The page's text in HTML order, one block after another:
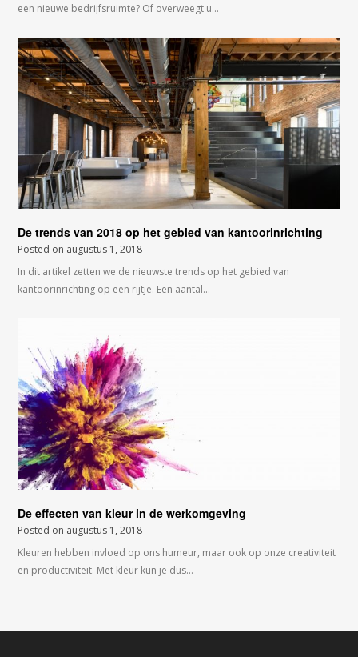
een nieuwe bedrijfsruimte? Of overweegt u…
De trends van 2018 op het gebied van kantoorinrichting
Posted on augustus 1, 2018
In dit artikel zetten we de nieuwste trends op het gebied van
kantoorinrichting op een rijtje. Een aantal…
De effecten van kleur in de werkomgeving
Posted on augustus 1, 2018
Kleuren hebben invloed op ons humeur, maar ook op onze creativiteit
en productiviteit. Met kleur kun je dus…